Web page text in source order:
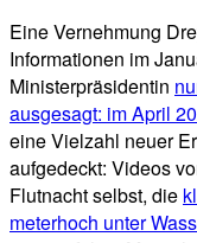
Eine Vernehmung
Informationen im
Ministerpräsidentin
ausgesagt: im April
eine Vielzahl neuer
aufgedeckt: Videos
Flutnacht selbst, die
meterhoch unter